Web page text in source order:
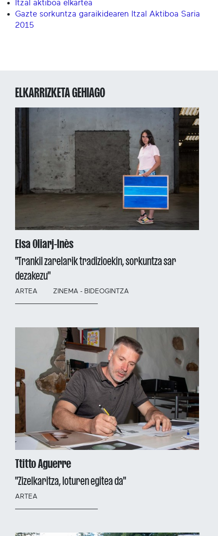
Itzal aktiboa elkartea
Gazte sorkuntza garaikidearen Itzal Aktiboa Saria
2015
ELKARRIZKETA GEHIAGO
Elsa Oliarj-Inès
"Trankil zarelarik tradizioekin, sorkuntza sar
dezakezu"
ARTEA ZINEMA - BIDEOGINTZA
Ttitto Aguerre
"Zizelkaritza, loturen egitea da"
ARTEA